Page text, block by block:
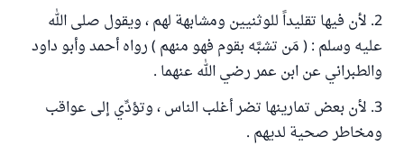
2. لأن فيها تقليداً للوثنيين ومشابهة لهم ، ويقول صلى الله
عليه وسلم : ( مَن تشبَّه بقوم فهو منهم ) رواه أحمد وأبو داود
والطبراني عن ابن عمر رضي الله عنهما .
3. لأن بعض تمارينها تضر أغلب الناس ، وتؤدِّي إلى عواقب
ومخاطر صحية لديهم .